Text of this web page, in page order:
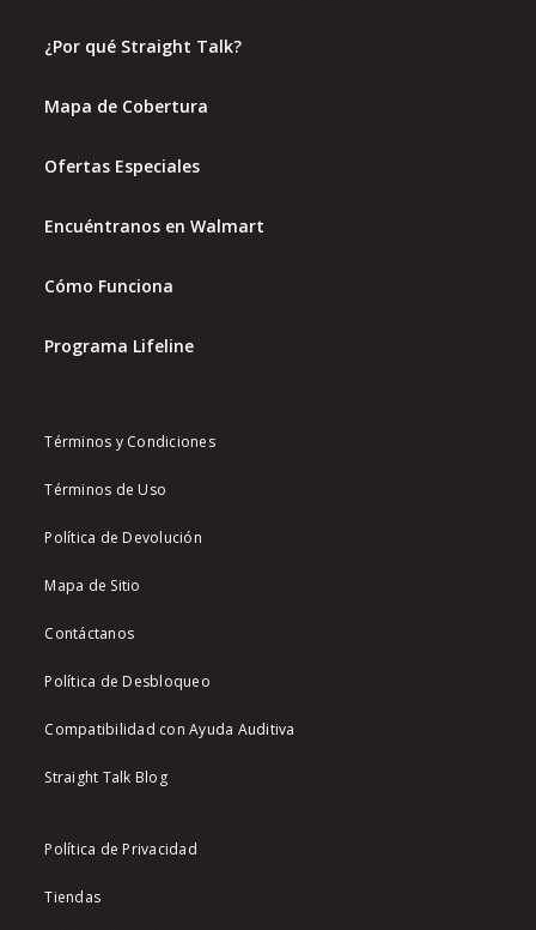
¿Por qué Straight Talk?
Mapa de Cobertura
Ofertas Especiales
Encuéntranos en Walmart
Cómo Funciona
Programa Lifeline
Términos y Condiciones
Términos de Uso
Política de Devolución
Mapa de Sitio
Contáctanos
Política de Desbloqueo
Compatibilidad con Ayuda Auditiva
Straight Talk Blog
Política de Privacidad
Tiendas